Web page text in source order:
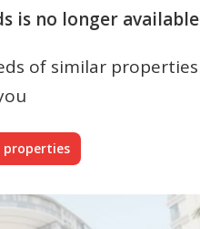
is no longer available
of similar properties
properties